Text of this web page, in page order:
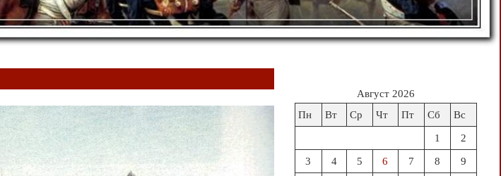
Август 2026
Пн
Вт Ср Чт Пт Сб Вс
1 2
3 4 5 6 7 8 9